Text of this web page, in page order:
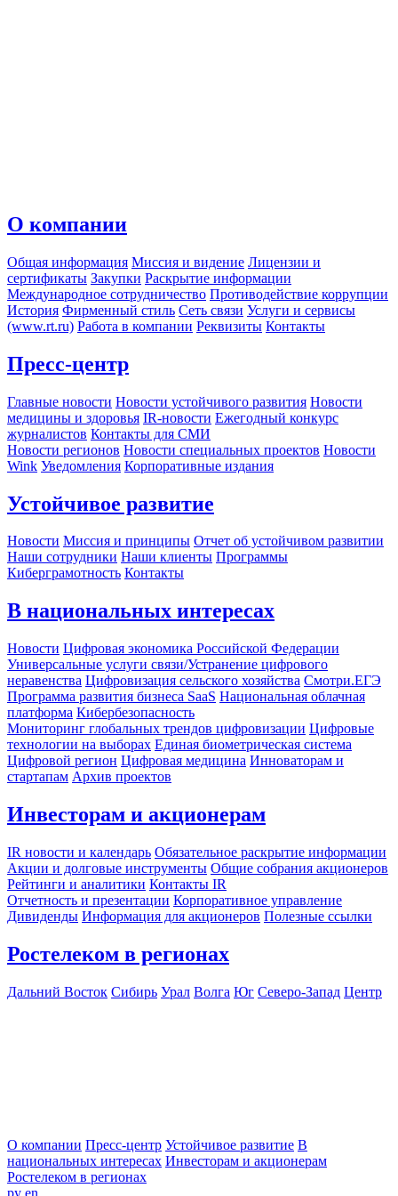
О компании
Общая информация Миссия и видение Лицензии и
сертификаты Закупки Раскрытие информации
Международное сотрудничество Противодействие коррупции
История Фирменный стиль Сеть связи Услуги и сервисы
(www.rt.ru) Работа в компании Реквизиты Контакты
Пресс-центр
Главные новости Новости устойчивого развития Новости
медицины и здоровья IR-новости Ежегодный конкурс
журналистов Контакты для СМИ
Новости регионов Новости специальных проектов Новости
Wink Уведомления Корпоративные издания
Устойчивое развитие
Новости Миссия и принципы Отчет об устойчивом развитии
Наши сотрудники Наши клиенты Программы
Киберграмотность Контакты
В национальных интересах
Новости Цифровая экономика Российской Федерации
Универсальные услуги связи/Устранение цифрового
неравенства Цифровизация сельского хозяйства Смотри.ЕГЭ
Программа развития бизнеса SaaS Национальная облачная
платформа Кибербезопасность
Мониторинг глобальных трендов цифровизации Цифровые
технологии на выборах Единая биометрическая система
Цифровой регион Цифровая медицина Инноваторам и
стартапам Архив проектов
Инвесторам и акционерам
IR новости и календарь Обязательное раскрытие информации
Акции и долговые инструменты Общие собрания акционеров
Рейтинги и аналитики Контакты IR
Отчетность и презентации Корпоративное управление
Дивиденды Информация для акционеров Полезные ссылки
Ростелеком в регионах
Дальний Восток Сибирь Урал Волга Юг Северо-Запад Центр
О компании Пресс-центр Устойчивое развитие В
национальных интересах Инвесторам и акционерам
Ростелеком в регионах
ру en